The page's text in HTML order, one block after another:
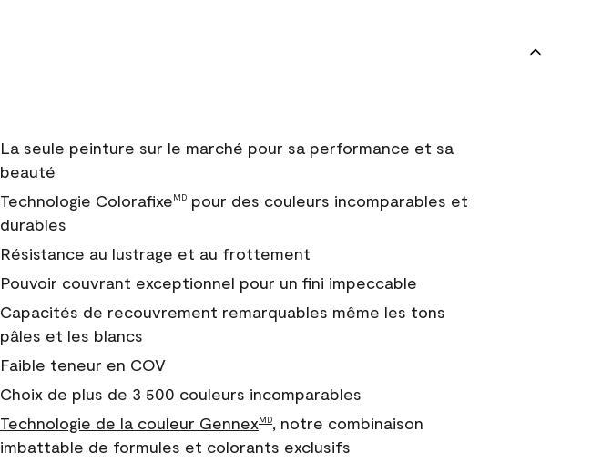
La seule peinture sur le marché pour sa performance et sa
beauté
Technologie ColorafixeMDpour des couleurs incomparables et
durables
Résistance au lustrage et au frottement
Pouvoir couvrant exceptionnel pour un fini impeccable
Capacités de recouvrement remarquables même les tons
pâles et les blancs
Faible teneur en COV
Choix de plus de 3 500 couleurs incomparables
Technologie de la couleur GennexMD, notre combinaison
imbattable de formules et colorants exclusifs